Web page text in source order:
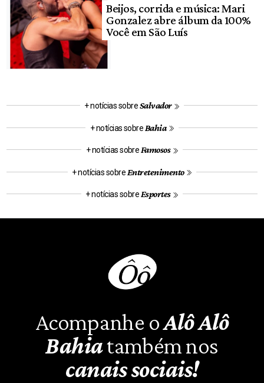
Beijos, corrida e música: Mari
Gonzalez abre álbum da 100%
Você em São Luís
+ notícias sobreSalvador
+ notícias sobre Bahia
+ notícias sobre Famosos
+ notícias sobre Entretenimento
+ notícias sobre Esportes
Acompanhe oAlô Alô
Bahiatambém nos
canais sociais!